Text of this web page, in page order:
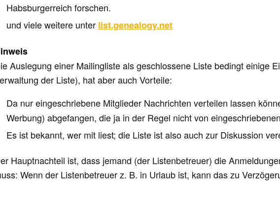
Habsburgerreich forschen.
und viele weitere unter list.genealogy.net
Auslegung einer Mailingliste alsgeschlossene Listebedingt einige
der Liste), hat aber auch Vorteile:
Da nur eingeschriebene Mitglieder Nachrichten verteilen lassen
Werbung) abgefangen, die ja in der Regel nicht von
Es ist bekannt, wer mit liest; die Liste ist also auch zur Diskussion
Hauptnachteil ist, dass jemand (der Listenbetreuer) die
Wenn der Listenbetreuer z. B. in Urlaub ist, kann das zu